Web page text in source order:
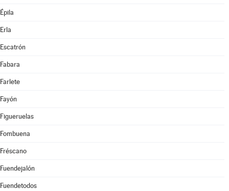
Épila
Erla
Escatrón
Fabara
Farlete
Fayón
Figueruelas
Fombuena
Fréscano
Fuendejalón
Fuendetodos